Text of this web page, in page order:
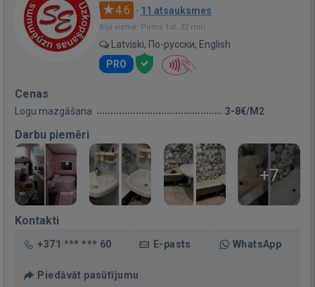
4.6 · 11 atsauksmes
Bija vietnē: Pirms 1st. 32 min.
Latviski, По-русски, English
PRO
Cenas
Logu mazgāšana 3-8€/M2
Darbu piemēri
+7
Kontakti
+371 *** *** 60 E-pasts WhatsApp
Piedāvāt pasūtījumu